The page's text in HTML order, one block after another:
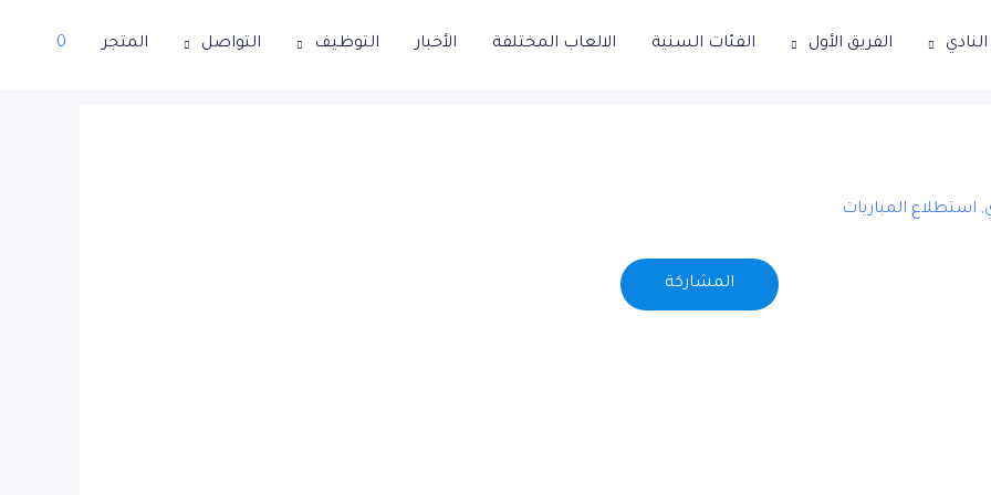
الفريق الأول الفئات السنية الالعاب المختلفة الأخبار التوظيف التواصل المتجر 0
, استطلاع المباريات
المشاركة